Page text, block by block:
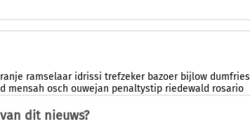
ramselaar idrissi trefzeker bazoer bijlow dumfries
mensah osch ouwejan penaltystip riedewald rosario
dit nieuws?